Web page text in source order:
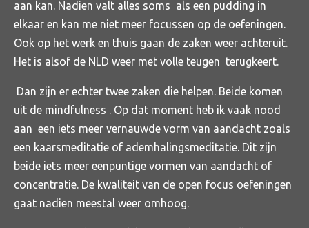
aan kan. Nadien valt alles soms als een pudding in
elkaar en kan me niet meer focussen op de oefeningen.
Ook op het werk en thuis gaan de zaken weer achteruit.
Het is alsof de NLD weer met volle teugen terugkeert.
Dan zijn er echter twee zaken die helpen. Beide komen
uit de mindfulness . Op dat moment heb ik vaak nood
aan een iets meer vernauwde vorm van aandacht zoals
een kaarsmeditatie of ademhalingsmeditatie. Dit zijn
beide iets meer eenpuntige vormen van aandacht of
concentratie. De kwaliteit van de open focus oefeningen
gaat nadien meestal weer omhoog.